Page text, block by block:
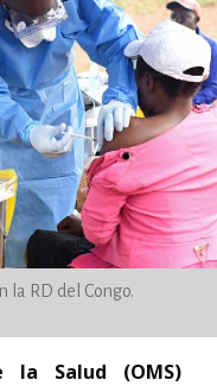
la RD del Congo.
la Salud (OMS)